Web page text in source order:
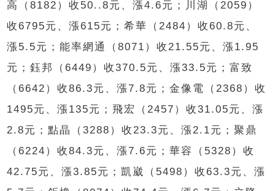
高（8182）收50..8元、漲4.6元；川湖（2059）
收6795元、漲615元；希華（2484）收60.8元、
漲5.5元；能率網通（8071）收21.55元、漲1.95
元；鈺邦（6449）收370.5元、漲33.5元；富致
（6642）收86.3元、漲7.8元；金像電（2368）收
1495元、漲135元；飛宏（2457）收31.05元、漲
2.8元；點晶（3288）收23.3元、漲2.1元；聚鼎
（6224）收84.3元、漲7.6元；華容（5328）收
42.75元、漲3.85元；凱崴（5498）收63.3元、漲